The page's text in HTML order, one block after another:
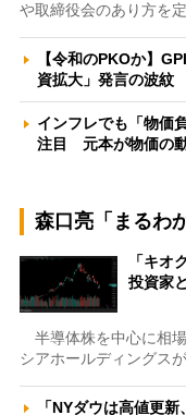
や取締役会のあり方を
【令和のPKOか】
資拡大」発言の波
インフレでも「物価
注目 元本が物価の
森口亮「まるわ
「キオ
投資家
半導体株を中心に相
シアホールディングス
「NYダウは高値更